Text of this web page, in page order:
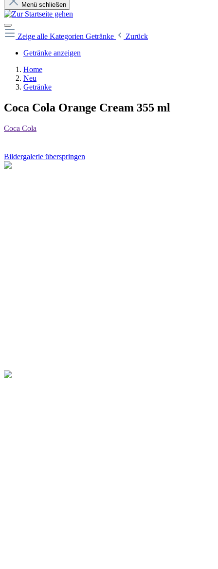
Menü schließen
Zeige alle Kategorien Getränke
Zurück
Getränke anzeigen
Home
Neu
Getränke
Coca Cola Orange Cream 355 ml
Coca Cola
Bildergalerie überspringen